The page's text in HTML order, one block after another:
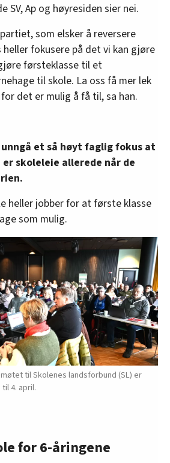
SV, Ap og høyresiden sier nei.
som elsker å reversere
heller fokusere på det vi kan gjøre
førsteklasse til et
til skole. La oss få mer lek
det er mulig å få til, sa han.
unngå et så høyt faglig fokus at
skoleleie allerede når de
heller jobber for at første klasse
som mulig.
til Skolenes landsforbund (SL) er
4. april.
for 6-åringene